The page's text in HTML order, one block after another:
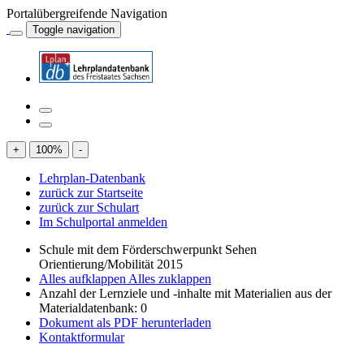
Portalübergreifende Navigation
Toggle navigation
+ 100% -
Lehrplan-Datenbank
zurück zur Startseite
zurück zur Schulart
Im Schulportal anmelden
Schule mit dem Förderschwerpunkt Sehen
Orientierung/Mobilität 2015
Alles aufklappen Alles zuklappen
Anzahl der Lernziele und -inhalte mit Materialien aus der
Materialdatenbank: 0
Dokument als PDF herunterladen
Kontaktformular